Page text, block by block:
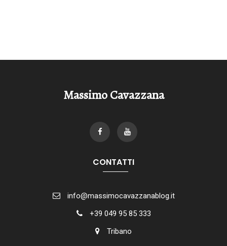
Massimo Cavazzana
CONTATTI
info@massimocavazzanablog.it
+39 049 95 85 333
Tribano